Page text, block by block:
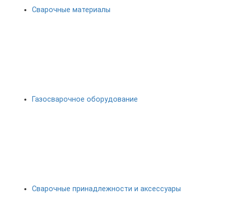
Сварочные материалы
Газосварочное оборудование
Сварочные принадлежности и аксессуары